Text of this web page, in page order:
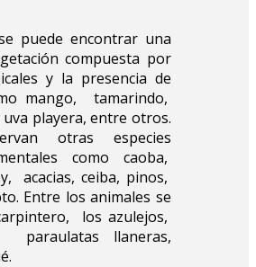
puede encontrar una
compuesta por
y la presencia de
mango, tamarindo,
playera, entre otros.
otras especies
como caoba,
acacias, ceiba, pinos,
Entre los animales se
los azulejos,
llaneras,